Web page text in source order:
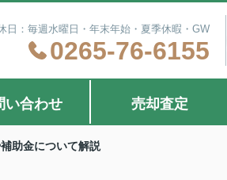
：毎週水曜日・年末年始・夏季休暇・GW
0265-76-6155
い合わせ 売却査定
助金について解説